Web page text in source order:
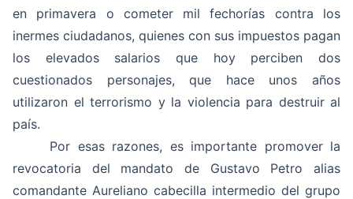
en primavera o cometer mil fechorías contra los
inermes ciudadanos, quienes con sus impuestos pagan
los elevados salarios que hoy perciben dos
cuestionados personajes, que hace unos años
utilizaron el terrorismo y la violencia para destruir al
país.
Por esas razones, es importante promover la
revocatoria del mandato de Gustavo Petro alias
comandante Aureliano cabecilla intermedio del grupo